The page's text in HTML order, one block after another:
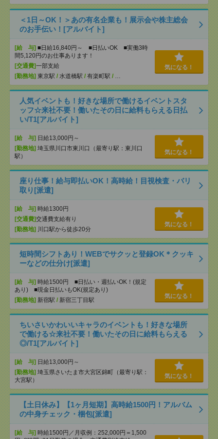
＜1日～OK！＞あの有名企業も！展示会や株主総会
のお手伝い！[アルバイト]
[給 与] ■日給16,840円～ ■日払いOK ■実働3時
間5,120円のお仕事あります！
[交通費]一部支給
[勤務地] 東京駅 / 水道橋駅 / 有楽町駅 / …
気になる！
人気イベントも！好きな場所で働けるイベントスタ
ッフ☆来社不要！働いたその日に給料もらえる日払
い/T1[アルバイト]
[給 与] 日給13,000円～
[勤務地] 埼玉県川口市東川口（最寄り駅：東川口
駅）
気になる！
座り仕事！給与即払いOK！高時給！目視検査・バリ
取り[派遣]
[給 与] 時給1300円
[交通費]交通費支給有り
[勤務地] 川口駅から徒歩20分
気になる！
短時間シフトあり！WEBでサクッと登録OK＊クッキ
ーなどの仕分け[派遣]
[給 与] 時給1500円 ■日払い・週払いOK！(規定
あり) ■現金日払いもOK(規定あり)
[勤務地] 新宿駅 / 新宿三丁目駅
気になる！
ちいさいかわいいキャラのイベントも！好きな場所
で働ける☆来社不要！働いたその日に給料もらえる
◎/T1[アルバイト]
[給 与] 日給13,000円～
[勤務地] 埼玉県さいたま市大宮区錦町（最寄り駅：
大宮駅）
気になる！
【土日休み】【1ヶ月短期】高時給1500円！アルバム
の中身チェック・梱包[派遣]
[給 与] 時給1500円／月収例：252,000円＝1,500